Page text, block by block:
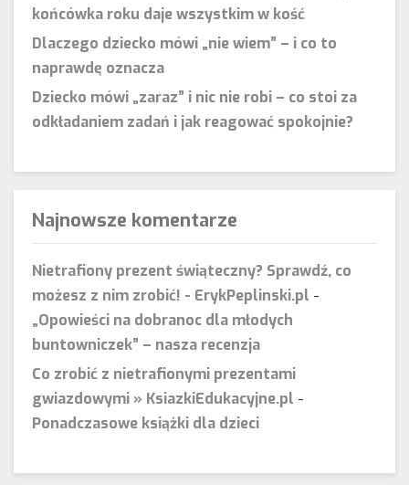
końcówka roku daje wszystkim w kość
Dlaczego dziecko mówi „nie wiem” – i co to
naprawdę oznacza
Dziecko mówi „zaraz” i nic nie robi – co stoi za
odkładaniem zadań i jak reagować spokojnie?
Najnowsze komentarze
Nietrafiony prezent świąteczny? Sprawdź, co
możesz z nim zrobić! - ErykPeplinski.pl -
„Opowieści na dobranoc dla młodych
buntowniczek” – nasza recenzja
Co zrobić z nietrafionymi prezentami
gwiazdowymi » KsiazkiEdukacyjne.pl -
Ponadczasowe książki dla dzieci